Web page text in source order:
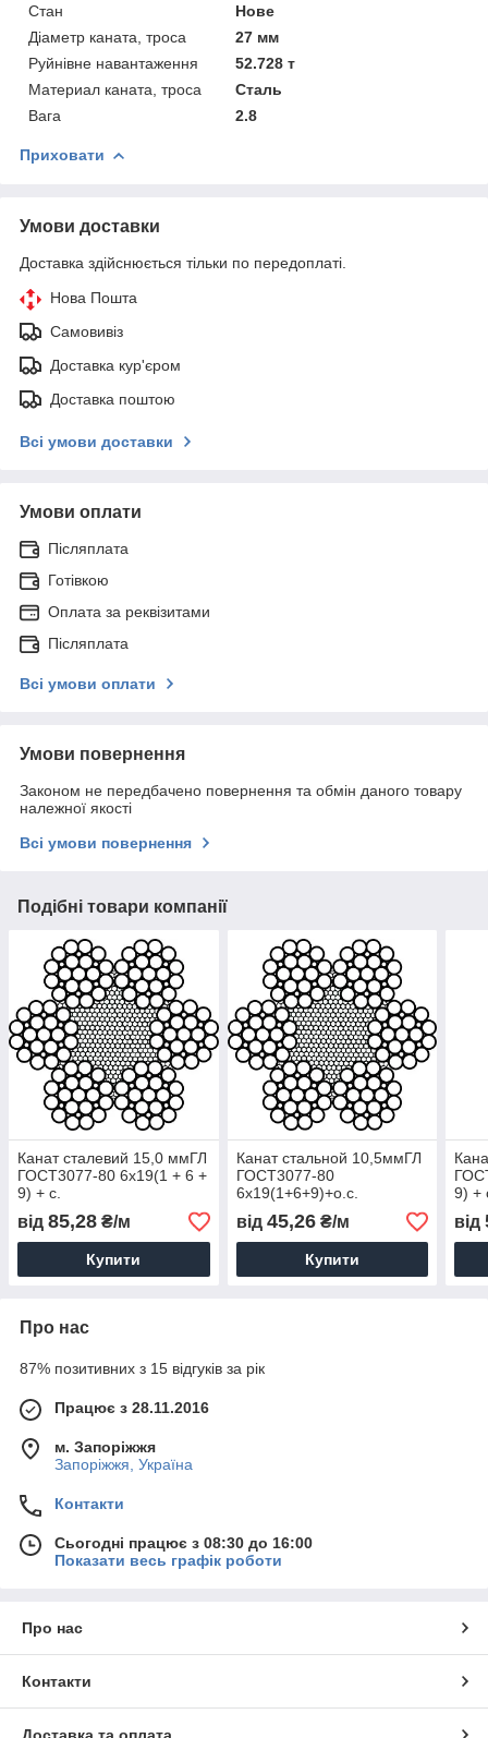
Стан
Нове
Діаметр каната, троса
27 мм
Руйнівне навантаження
52.728 т
Материал каната, троса
Сталь
Вага
2.8
Приховати
Умови доставки
Доставка здійснюється тільки по передоплаті.
Нова Пошта
Самовивіз
Доставка кур'єром
Доставка поштою
Всі умови доставки
Умови оплати
Післяплата
Готівкою
Оплата за реквізитами
Післяплата
Всі умови оплати
Умови повернення
Законом не передбачено повернення та обмін даного товару
належної якості
Всі умови повернення
Подібні товари компанії
Канат сталевий 15,0 ммГЛ
ГОСТ3077-80 6x19(1 + 6 +
9) + с.
від 85,28 ₴/м
Купити
Канат стальной 10,5ммГЛ
ГОСТ3077-80
6x19(1+6+9)+о.с.
від 45,26₴/м
Купити
9) +
від
Про нас
87% позитивних з 15 відгуків за рік
Працює з 28.11.2016
м. Запоріжжя
Запоріжжя, Україна
Контакти
Сьогодні працює з 08:30 до 16:00
Показати весь графік роботи
Про нас
Контакти